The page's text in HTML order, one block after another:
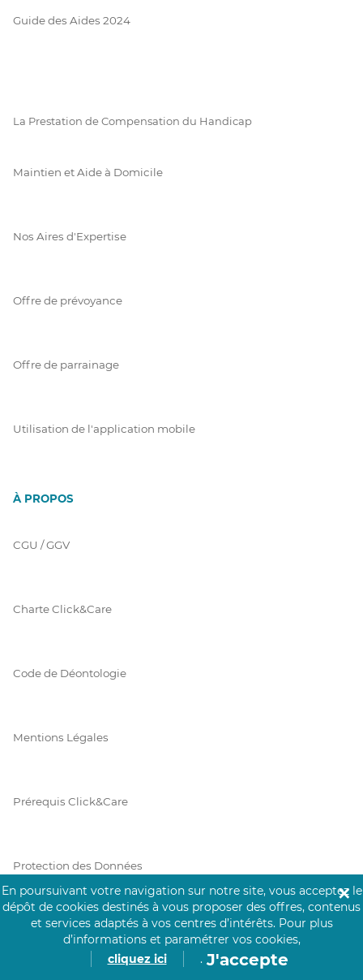
Guide des Aides 2024
La Prestation de Compensation du Handicap
Maintien et Aide à Domicile
Nos Aires d'Expertise
Offre de prévoyance
Offre de parrainage
Utilisation de l'application mobile
À PROPOS
CGU / GGV
Charte Click&Care
Code de Déontologie
Mentions Légales
Prérequis Click&Care
Protection des Données
Vie Privée
En poursuivant votre navigation sur notre site, vous acceptez le
dépôt de cookies destinés à vous proposer des offres, contenus
et services adaptés à vos centres d’intérêts. Pour plus
d’informations et paramétrer vos cookies,
cliquez ici
. J'accepte
✕